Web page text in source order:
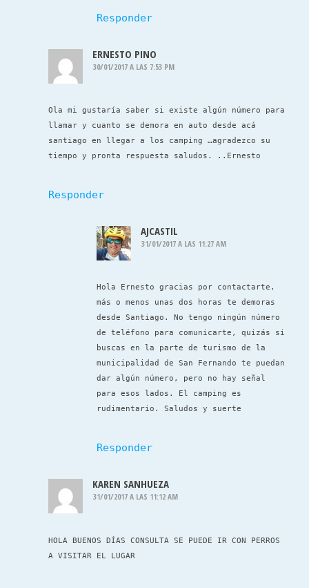
Responder
ERNESTO PINO
30/01/2017 A LAS 7:53 PM
Ola mi gustaría saber si existe algún número para
llamar y cuanto se demora en auto desde acá
santiago en llegar a los camping …agradezco su
tiempo y pronta respuesta saludos. ..Ernesto
Responder
AJCASTIL
31/01/2017 A LAS 11:27 AM
Hola Ernesto gracias por contactarte,
más o menos unas dos horas te demoras
desde Santiago. No tengo ningún número
de teléfono para comunicarte, quizás si
buscas en la parte de turismo de la
municipalidad de San Fernando te puedan
dar algún número, pero no hay señal
para esos lados. El camping es
rudimentario. Saludos y suerte
Responder
KAREN SANHUEZA
31/01/2017 A LAS 11:12 AM
HOLA BUENOS DÍAS CONSULTA SE PUEDE IR CON PERROS
A VISITAR EL LUGAR